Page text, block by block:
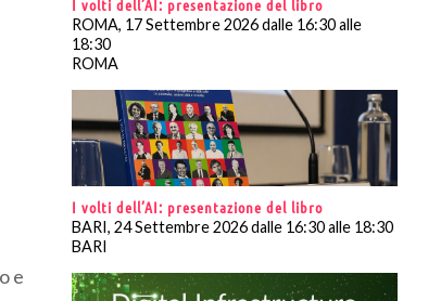
e
I volti dell’AI: presentazione del libro
ROMA, 17 Settembre 2026 dalle 16:30 alle
18:30
ROMA
I volti dell’AI: presentazione del libro
BARI, 24 Settembre 2026 dalle 16:30 alle 18:30
BARI